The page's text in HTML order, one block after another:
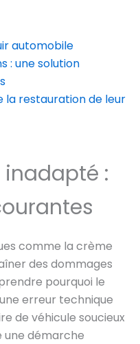
automobile
: une solution
la restauration de leur
:
comme la crème
des dommages
pourquoi le
erreur technique
de véhicule soucieux
une démarche